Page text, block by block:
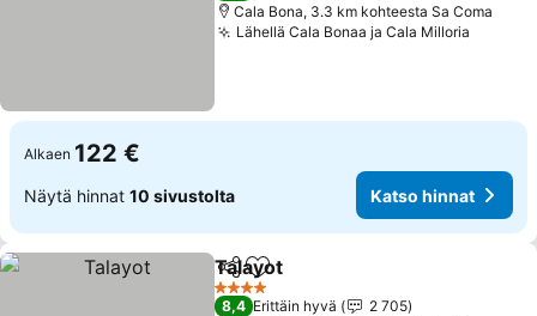
Cala Bona, 3.3 km kohteesta Sa Coma
Lähellä Cala Bonaa ja Cala Milloria
Alkaen 122 €
Näytä hinnat 10 sivustolta Katso hinnat
Jaa Lisää suosikkeihin
Talayot
4 Tähtiluokitus
8,4 Erittäin hyvä
2 705